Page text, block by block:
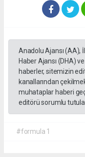
Anadolu Ajansı (AA),
Haber Ajansı (DHA)
haberler, sitemizin
kanallarından
muhataplar haberi
editörü sorumlu
#formula 1